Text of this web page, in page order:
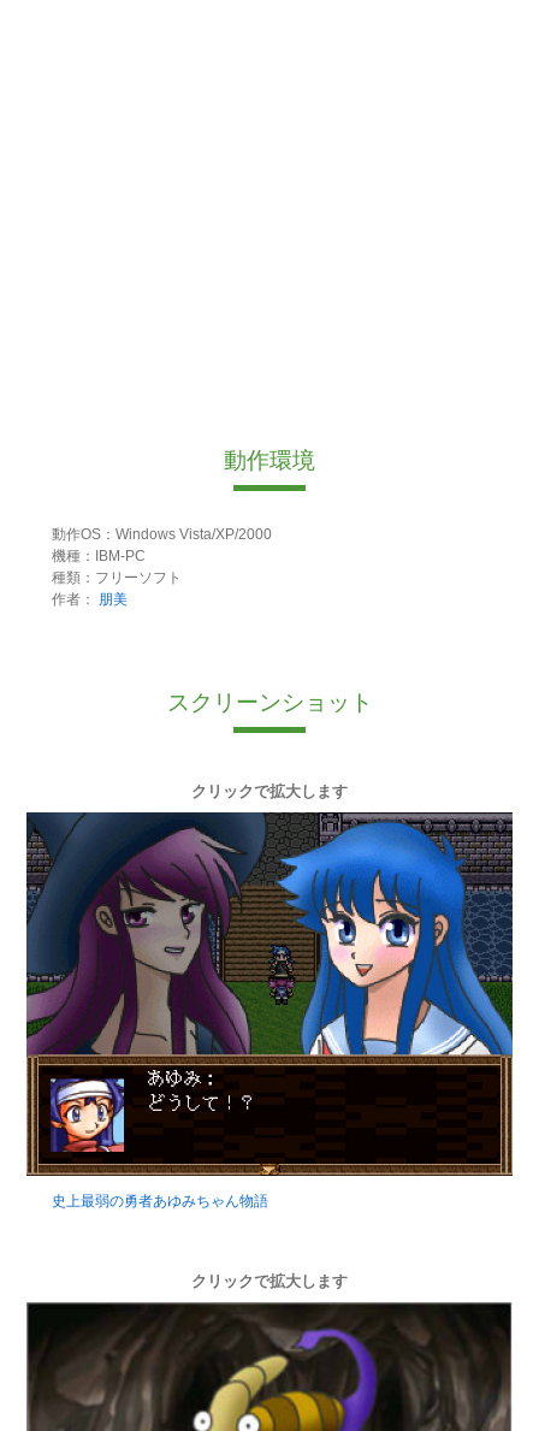
動作環境
動作OS：Windows Vista/XP/2000
機種：IBM-PC
種類：フリーソフト
作者：
朋美
スクリーンショット
クリックで拡大します
史上最弱の勇者あゆみちゃん物語
クリックで拡大します